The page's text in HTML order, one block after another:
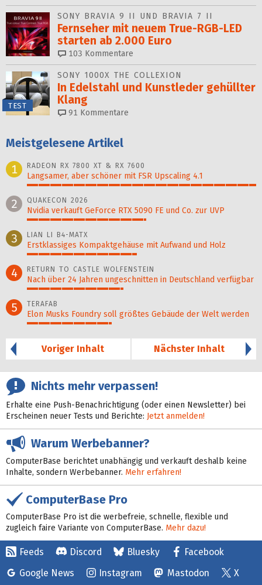
SONY BRAVIA 9 II UND BRAVIA 7 II
Fernseher mit neuem True-RGB-LED
starten ab 2.000 Euro
103 Kommentare
TEST
SONY 1000X THE COLLEXION
In Edelstahl und Kunstleder gehüllter
Klang
91 Kommentare
Meistgelesene Artikel
1
RADEON RX 7800 XT & RX 7600
Langsamer, aber schöner mit FSR Upscaling 4.1
100%
2 QUAKECON 2026
Nvidia verkauft GeForce RTX 5090 FE und Co. zur UVP
52%
3 LIAN LI B4-MATX
Erstklassiges Kompaktgehäuse mit Aufwand und Holz
48%
4 RETURN TO CASTLE WOLFENSTEIN
Nach über 24 Jahren ungeschnitten in Deutschland verfügbar
42%
5 TERAFAB
Elon Musks Foundry soll größ­tes Gebäude der Welt werden
37%
Voriger Inhalt
Nächster Inhalt
Nichts mehr verpassen!
Erhalte eine Push-Benachrichtigung (oder einen Newsletter) bei
Erscheinen neuer Tests und Berichte: Jetzt anmelden!
Warum Werbebanner?
ComputerBase berichtet unabhängig und verkauft deshalb keine
Inhalte, sondern Werbebanner. Mehr erfahren!
ComputerBase Pro
ComputerBase Pro ist die werbefreie, schnelle, flexible und
zugleich faire Variante von ComputerBase. Mehr dazu!
Feeds Discord Bluesky
Facebook
Google News
Instagram Mastodon X